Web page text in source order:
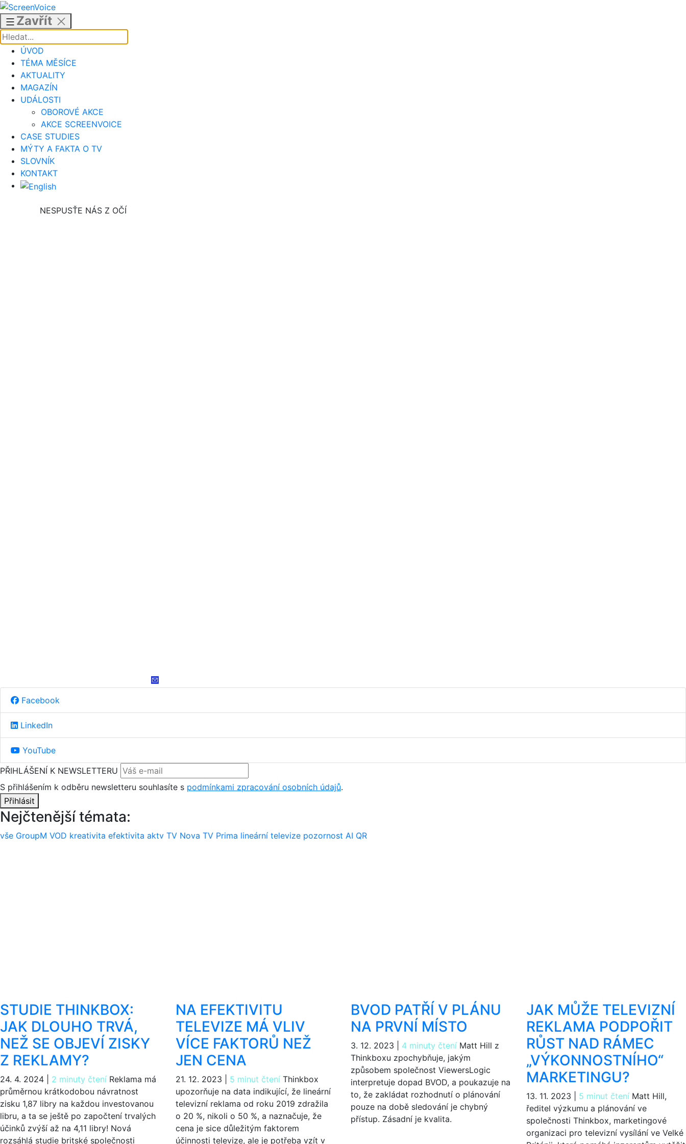
Přejít
obsahu
Zavřít
ÚVOD
TÉMA MĚSÍCE
AKTUALITY
MAGAZÍN
UDÁLOSTI
OBOROVÉ AKCE
AKCE SCREENVOICE
CASE STUDIES
MÝTY A FAKTA O TV
SLOVNÍK
KONTAKT
NESPUSŤE NÁS Z OČÍ
Facebook
LinkedIn
YouTube
PŘIHLÁŠENÍ K NEWSLETTERU
S přihlášením k odběru newsletteru souhlasíte s podmínkami zpracování osobních údajů.
Přihlásit
Nejčtenější témata:
vše GroupM VOD kreativita efektivita aktv TV Nova TV Prima lineární televize pozornost AI QR
STUDIE THINKBOX:
JAK DLOUHO TRVÁ,
NEŽ SE OBJEVÍ ZISKY
Z REKLAMY?
24. 4. 2024 2 minuty čtení Reklama má
průměrnou krátkodobou návratnost
zisku 1,87 libry na každou investovanou
libru, a ta se ještě po započtení trvalých
účinků zvýší až na 4,11 libry! Nová
rozsáhlá studie britské společnosti
NA EFEKTIVITU
TELEVIZE MÁ VLIV
VÍCE FAKTORŮ NEŽ
JEN CENA
21. 12. 2023 5 minut čteníThinkbox
upozorňuje na data indikující, že lineární
televizní reklama od roku 2019 zdražila
o 20 %, nikoli o 50 %, a naznačuje, že
cena je sice důležitým faktorem
účinnosti televize, ale je potřeba vzít v
BVOD PATŘÍ V PLÁNU
NA PRVNÍ MÍSTO
3. 12. 2023 4 minuty čtení Matt Hill z
Thinkboxu zpochybňuje, jakým
způsobem společnost ViewersLogic
interpretuje dopad BVOD, a poukazuje na
to, že zakládat rozhodnutí o plánování
pouze na době sledování je chybný
přístup. Zásadní je kvalita.
JAK MŮŽE TELEVIZNÍ
REKLAMA PODPOŘIT
RŮST NAD RÁMEC
„VÝKONNOSTNÍHO“
MARKETINGU?
13. 11. 2023 5 minut čteníMatt Hill,
ředitel výzkumu a plánování ve
společnosti Thinkbox, marketingové
organizaci pro televizní vysílání ve Velké